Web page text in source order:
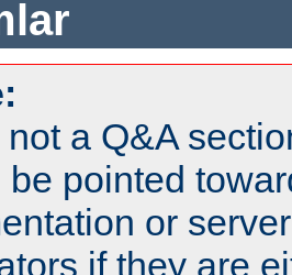
a Q&A
be pointed
or
if they are